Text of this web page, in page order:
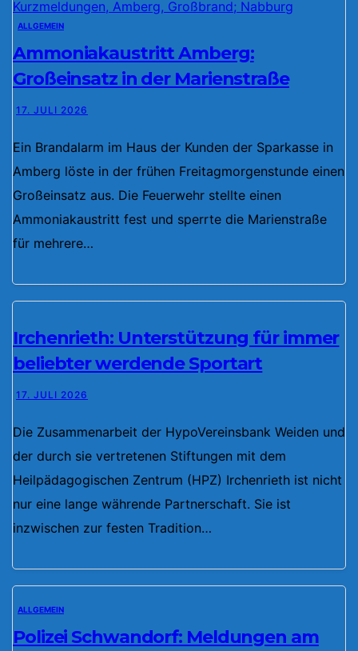
ALLGEMEIN
Ammoniakaustritt Amberg:
Großeinsatz in der Marienstraße
17. JULI 2026
Ein Brandalarm im Haus der Kunden der Sparkasse in
Amberg löste in der frühen Freitagmorgenstunde einen
Großeinsatz aus. Die Feuerwehr stellte einen
Ammoniakaustritt fest und sperrte die Marienstraße
für mehrere…
Irchenrieth: Unterstützung für immer
beliebter werdende Sportart
17. JULI 2026
Die Zusammenarbeit der HypoVereinsbank Weiden und
der durch sie vertretenen Stiftungen mit dem
Heilpädagogischen Zentrum (HPZ) Irchenrieth ist nicht
nur eine lange währende Partnerschaft. Sie ist
inzwischen zur festen Tradition…
ALLGEMEIN
Polizei Schwandorf: Meldungen am